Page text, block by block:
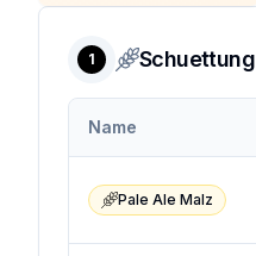
1 Schuettung
Name
Pale Ale Malz